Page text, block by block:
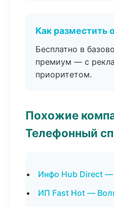
Как разместить
Бесплатно в
премиум — с
приоритетом.
Похожие
Телефонный
Инфо Hub Direct
ИП Fast Hot —